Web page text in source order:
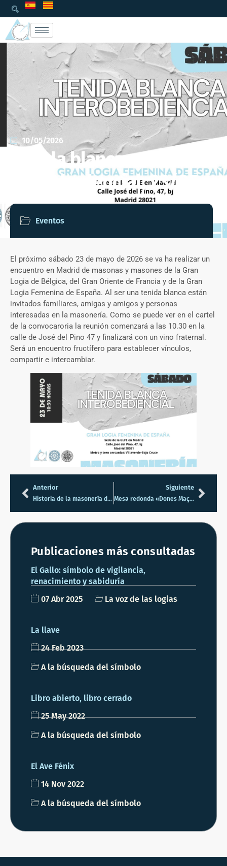
10/05/2026
Tenida blanca
interobedencial, 23/05
Eventos
El próximo sábado 23 de mayo de 2026 se va ha realizar un
encuentro en Madrid de masonas y masones de la Gran
Logia de Bélgica, del Gran Oriente de Francia y de la Gran
Logia Femenina de España. Al ser una tenida blanca están
invitados familiares, amigas y amigos y personas
interesadas en la masonería. Como se puede ver en el cartel
de la convocaroria la reunión comenzará a las 10.30 en la
calle de José del Pino 47 y finalizará con un vino fraternal.
Será un encuentro fructífero para establecer vínculos,
compartir e intercambiar.
Anterior
Historia de la masonería desde una perspectiva de género (2008) de María Viedma García
Siguiente
Mesa redonda «Dones Maçones; dialeg per una nova mirada»
Publicaciones más consultadas
El Gallo: símbolo de vigilancia,
renacimiento y sabiduría
07 Abr 2025
La voz de las logias
La llave
24 Feb 2023
A la búsqueda del símbolo
Libro abierto, libro cerrado
25 May 2022
A la búsqueda del símbolo
El Ave Fénix
14 Nov 2022
A la búsqueda del símbolo